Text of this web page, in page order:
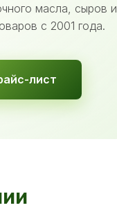
масла, сыров и
с 2001 года.
лист